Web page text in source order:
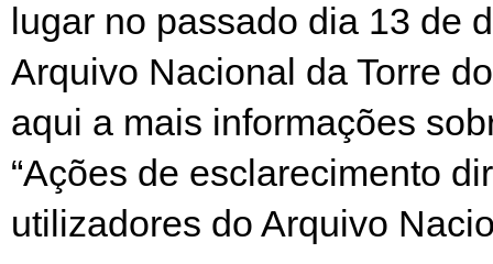
lugar no passado dia 13 de
Arquivo Nacional da Torre
aqui a mais informações
“Ações de esclarecimento
utilizadores do Arquivo